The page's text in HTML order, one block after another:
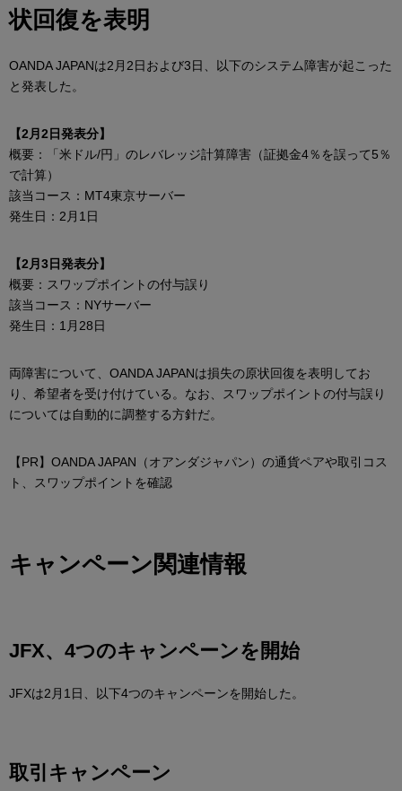
状回復を表明
OANDA JAPANは2月2日および3日、以下のシステム障害が起こった
と発表した。
【2月2日発表分】
概要：「米ドル/円」のレバレッジ計算障害（証拠金4％を誤って5％
で計算）
該当コース：MT4東京サーバー
発生日：2月1日
【2月3日発表分】
概要：スワップポイントの付与誤り
該当コース：NYサーバー
発生日：1月28日
両障害について、OANDA JAPANは損失の原状回復を表明してお
り、希望者を受け付けている。なお、スワップポイントの付与誤り
については自動的に調整する方針だ。
【PR】OANDA JAPAN（オアンダジャパン）の通貨ペアや取引コス
ト、スワップポイントを確認
キャンペーン関連情報
JFX、4つのキャンペーンを開始
JFXは2月1日、以下4つのキャンペーンを開始した。
取引キャンペーン